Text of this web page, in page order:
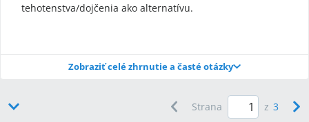
tehotenstva/dojčenia ako alternatívu.
Najčastejšie otázky
Aké pocity a funkcie ľudia najčastejšie pripisujú káve?
A:
Respondenti najčastejšie uvádzali: „životabudič“, „relax“,
Zobraziť celé zhrnutie a časté otázky
Strana z 3